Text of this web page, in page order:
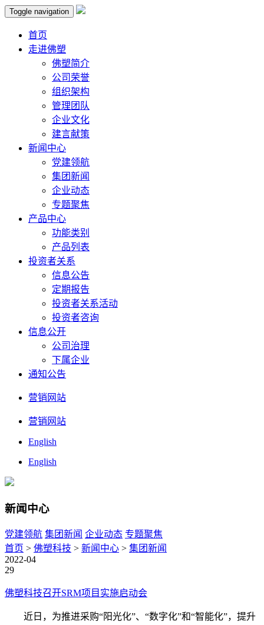
Toggle navigation
首页
走进佛塑
佛塑简介
公司荣誉
组织架构
管理团队
企业文化
建言献策
新闻中心
党建领航
集团新闻
企业动态
专题聚焦
产品中心
功能类别
产品列表
投资者关系
信息公告
定期报告
投资者关系活动
投资者咨询
信息公开
公司治理
下属企业
通知公告
营销网站
营销网站
English
English
新闻中心
党建领航 集团新闻 企业动态 专题聚焦
首页 > 佛塑科技 > 新闻中心 > 集团新闻
2022-04
29
佛塑科技召开SRM项目实施启动会
近日，为推进采购“阳光化”、“数字化”和“智能化”，提升